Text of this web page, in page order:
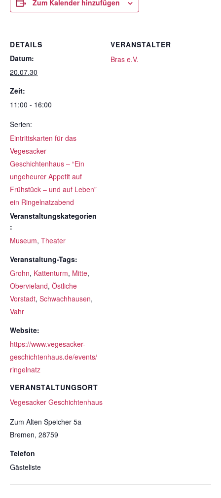
Zum Kalender hinzufügen
DETAILS
Datum:
20.07.30
Zeit:
11:00 - 16:00
Serien:
Eintrittskarten für das
Vegesacker
Geschichtenhaus – “Ein
ungeheurer Appetit auf
Frühstück – und auf Leben”
ein Ringelnatzabend
Veranstaltungskategorien
:
Museum, Theater
Veranstaltung-Tags:
Grohn, Kattenturm, Mitte,
Obervieland, Östliche
Vorstadt, Schwachhausen,
Vahr
Website:
https://www.vegesacker-
geschichtenhaus.de/events/
ringelnatz
VERANSTALTUNGSORT
Vegesacker Geschichtenhaus
Zum Alten Speicher 5a
Bremen, 28759
Telefon
Gästeliste
VERANSTALTER
Bras e.V.